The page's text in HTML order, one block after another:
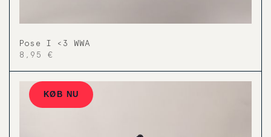
Pose I <3 WWA
8,95 €
KØB NU